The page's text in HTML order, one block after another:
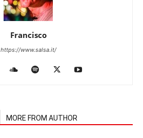
Francisco
https://www.salsa.it/
MORE FROM AUTHOR